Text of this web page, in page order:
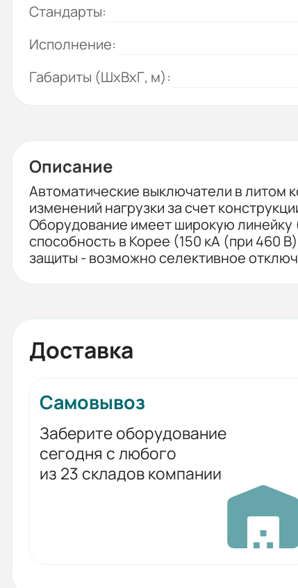
Стандарты:
Исполнение:
Габариты (ШхВхГ, м):
Описание
Автоматические выключатели в литом
изменений нагрузки за счет
Оборудование имеет широкую
способность в Корее (150 кА (при 460
защиты - возможно селективное
Доставка
Самовывоз
Заберите оборудование
сегодня с любого
из 23 складов компании